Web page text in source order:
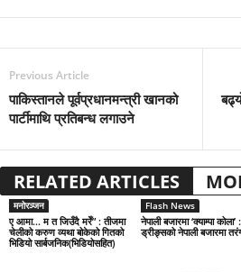
Previous Article
पाकिस्तानले पूर्वप्रधानमन्त्री खानको
पार्टीमाथि प्रतिबन्ध लगाउने
RELATED ARTICLES
मनोरञ्जन
ए आमा… म त जिउँदै मरेँ” : तीजमा
चेलीको करुण व्यथा बोकेको गितको
भिडियो सार्बजनिक(भिडियोसहित)
Flash News
नेपाली बजारमा ‘क्याम्पा
ड्रीङ्सको नेपाली बजारमा